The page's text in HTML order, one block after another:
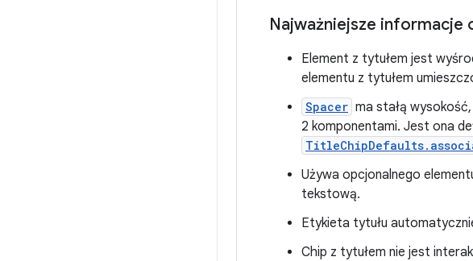
Najważniejsze informacje
Element z tytułem jest
elementu z tytułem
Spacer ma stałą
2 komponentami. Jest ona
Używa opcjonalnego
tekstową.
Etykieta tytułu
Chip z tytułem nie jest